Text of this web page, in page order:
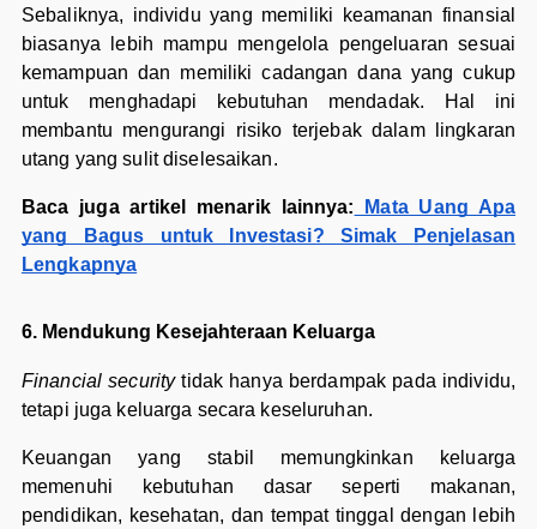
Sebaliknya, individu yang memiliki keamanan finansial
biasanya lebih mampu mengelola pengeluaran sesuai
kemampuan dan memiliki cadangan dana yang cukup
untuk menghadapi kebutuhan mendadak. Hal ini
membantu mengurangi risiko terjebak dalam lingkaran
utang yang sulit diselesaikan.
Baca juga artikel menarik lainnya: Mata Uang Apa
yang Bagus untuk Investasi? Simak Penjelasan
Lengkapnya
6. Mendukung Kesejahteraan Keluarga
Financial securitytidak hanya berdampak pada individu,
tetapi juga keluarga secara keseluruhan.
Keuangan yang stabil memungkinkan keluarga
memenuhi kebutuhan dasar seperti makanan,
pendidikan, kesehatan, dan tempat tinggal dengan lebih